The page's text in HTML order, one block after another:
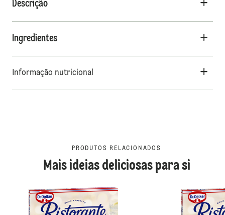
Descrição
Ingredientes
Informação nutricional
PRODUTOS RELACIONADOS
Mais ideias deliciosas para si